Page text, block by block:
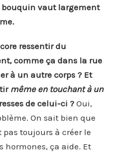
bouquin vaut largement
ressentir du
comme ça dans la rue
à un autre corps ? Et
même en touchant à un
de celui-ci ?Oui,
On sait bien que
pas toujours à créer le
hormones, ça aide. Et